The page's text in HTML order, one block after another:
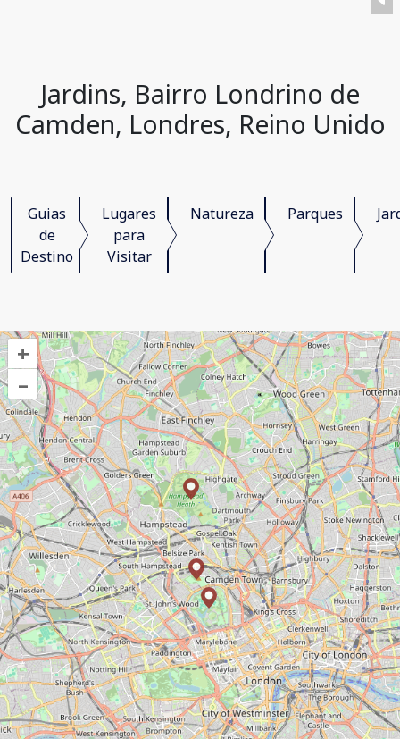
Jardins, Bairro Londrino de
Camden, Londres, Reino Unido
Guias
de
Destino
Lugares
para
Visitar
Natureza Parques
+
–